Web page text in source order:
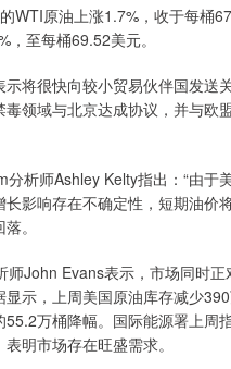
原油上涨1.7%，收于每桶
，至每桶69.52美元。
将很快向较小贸易伙伴国发送
毒领域与北京达成协议，并与欧
析师Ashley Kelty指出：“由于
影响存在不确定性，短期油价
。
John Evans表示，市场同时正
示，上周美国原油库存减少
55.2万桶降幅。国际能源署上周
明市场存在旺盛需求。